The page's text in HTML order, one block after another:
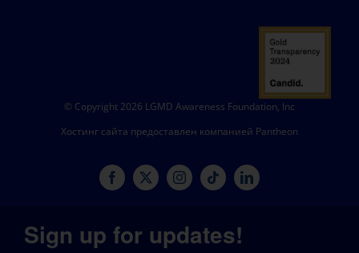
© Copyright 2026 LGMD Awareness Foundation, Inc
Хостинг сайта предоставлен компанией Pantheon
Sign up for updates!